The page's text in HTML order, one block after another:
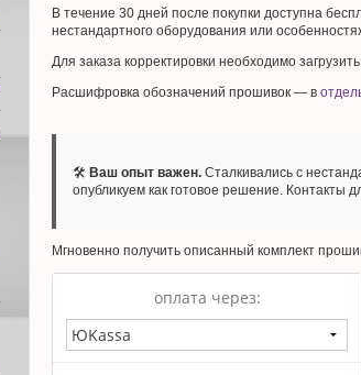
В течение 30 дней после покупки доступна
нестандартного оборудования или
Для заказа корректировки необходимо
Расшифровка обозначений прошивок — в
🛠️ Ваш опыт важен. Сталкивались с
опубликуем как готовое решение.
Мгновенно получить описанный комплект
оплата через: